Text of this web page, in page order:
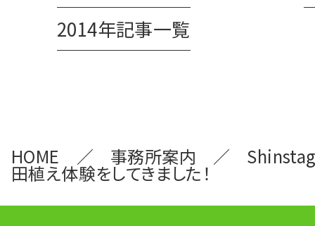
2014年記事一覧
HOME 事務所案内
田植え体験をしてきました！